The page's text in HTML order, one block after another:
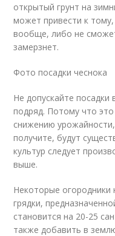
открытый грунт на
может привести к
вообще, либо не
замерзнет.
Фото посадки чеснока
Не допускайте
подряд. Потому что
снижению
получите, будут
культур следует
выше.
Некоторые
грядки,
становится на 20-25
также добавить в